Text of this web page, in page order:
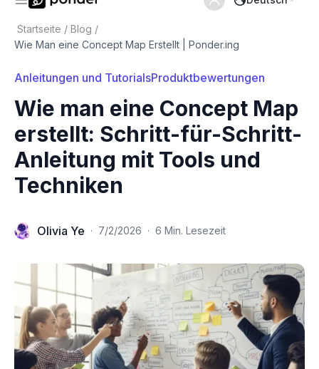
Startseite / Blog /
Wie Man eine Concept Map Erstellt | Ponder.ing
Anleitungen und TutorialsProduktbewertungen
Wie man eine Concept Map
erstellt: Schritt-für-Schritt-
Anleitung mit Tools und
Techniken
Olivia Ye · 7/2/2026 · 6 Min. Lesezeit